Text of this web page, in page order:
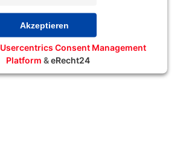
Akzeptieren
Usercentrics Consent Management
Platform &eRecht24